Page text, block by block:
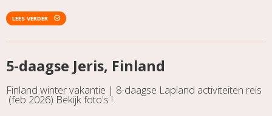
LEES VERDER
5-daagse Jeris, Finland
Finland winter vakantie | 8-daagse Lapland activiteiten reis
(feb 2026) Bekijk foto's !